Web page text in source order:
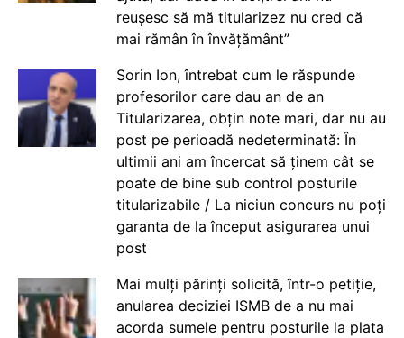
reușesc să mă titularizez nu cred că
mai rămân în învățământ”
Sorin Ion, întrebat cum le răspunde
profesorilor care dau an de an
Titularizarea, obțin note mari, dar nu au
post pe perioadă nedeterminată: În
ultimii ani am încercat să ținem cât se
poate de bine sub control posturile
titularizabile / La niciun concurs nu poți
garanta de la început asigurarea unui
post
Mai mulți părinți solicită, într-o petiție,
anularea deciziei ISMB de a nu mai
acorda sumele pentru posturile la plata